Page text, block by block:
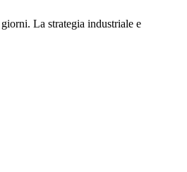
La strategia industriale e